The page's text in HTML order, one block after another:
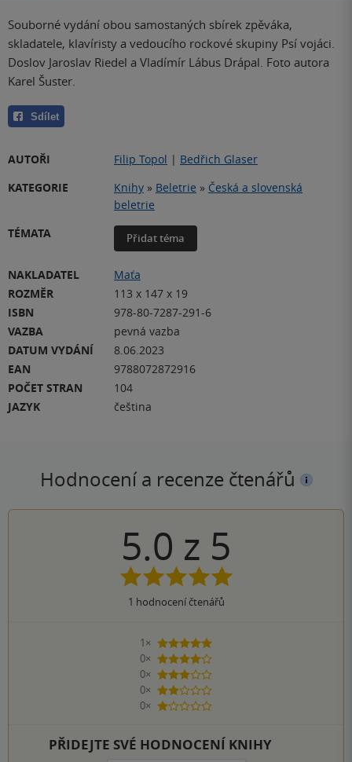
Souborné vydání obou samostaných sbírek zpěváka,
skladatele, klavíristy a vedoucího rockové skupiny Psí vojáci.
Doslov Jaroslav Riedel a Vladímír Lábus Drápal. Foto autora
Karel Šuster.
Sdílet
AUTOŘI Filip Topol | Bedřich Glaser
KATEGORIE
Knihy » Beletrie » Česká a slovenská
beletrie
TÉMATA
Přidat téma
NAKLADATEL
Maťa
ROZMĚR
113 x 147 x 19
ISBN
978-80-7287-291-6
VAZBA
pevná vazba
DATUM VYDÁNÍ
8.06.2023
EAN
9788072872916
POČET STRAN
104
JAZYK
čeština
Hodnocení a recenze čtenářů
5.0 z 5
1 hodnocení čtenářů
1×
5 hvězdiček
0×
4 hvězdičky
0×
3 hvězdičky
0×
2 hvězdičky
0×
1 hvezdička
PŘIDEJTE SVÉ HODNOCENÍ KNIHY